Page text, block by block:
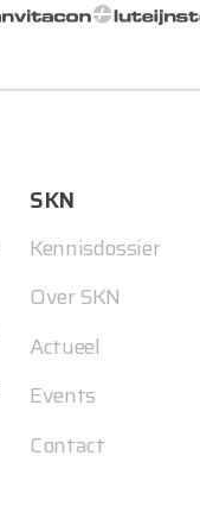
SKN
Kennisdossier
Over SKN
Actueel
Events
Contact